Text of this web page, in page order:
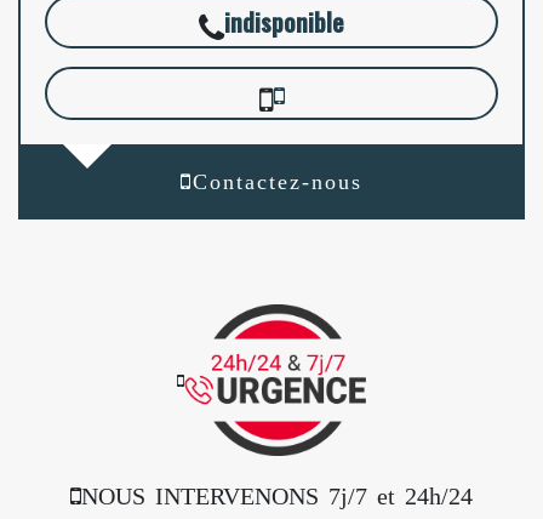
indisponible
Contactez-nous
NOUS INTERVENONS 7j/7 et 24h/24